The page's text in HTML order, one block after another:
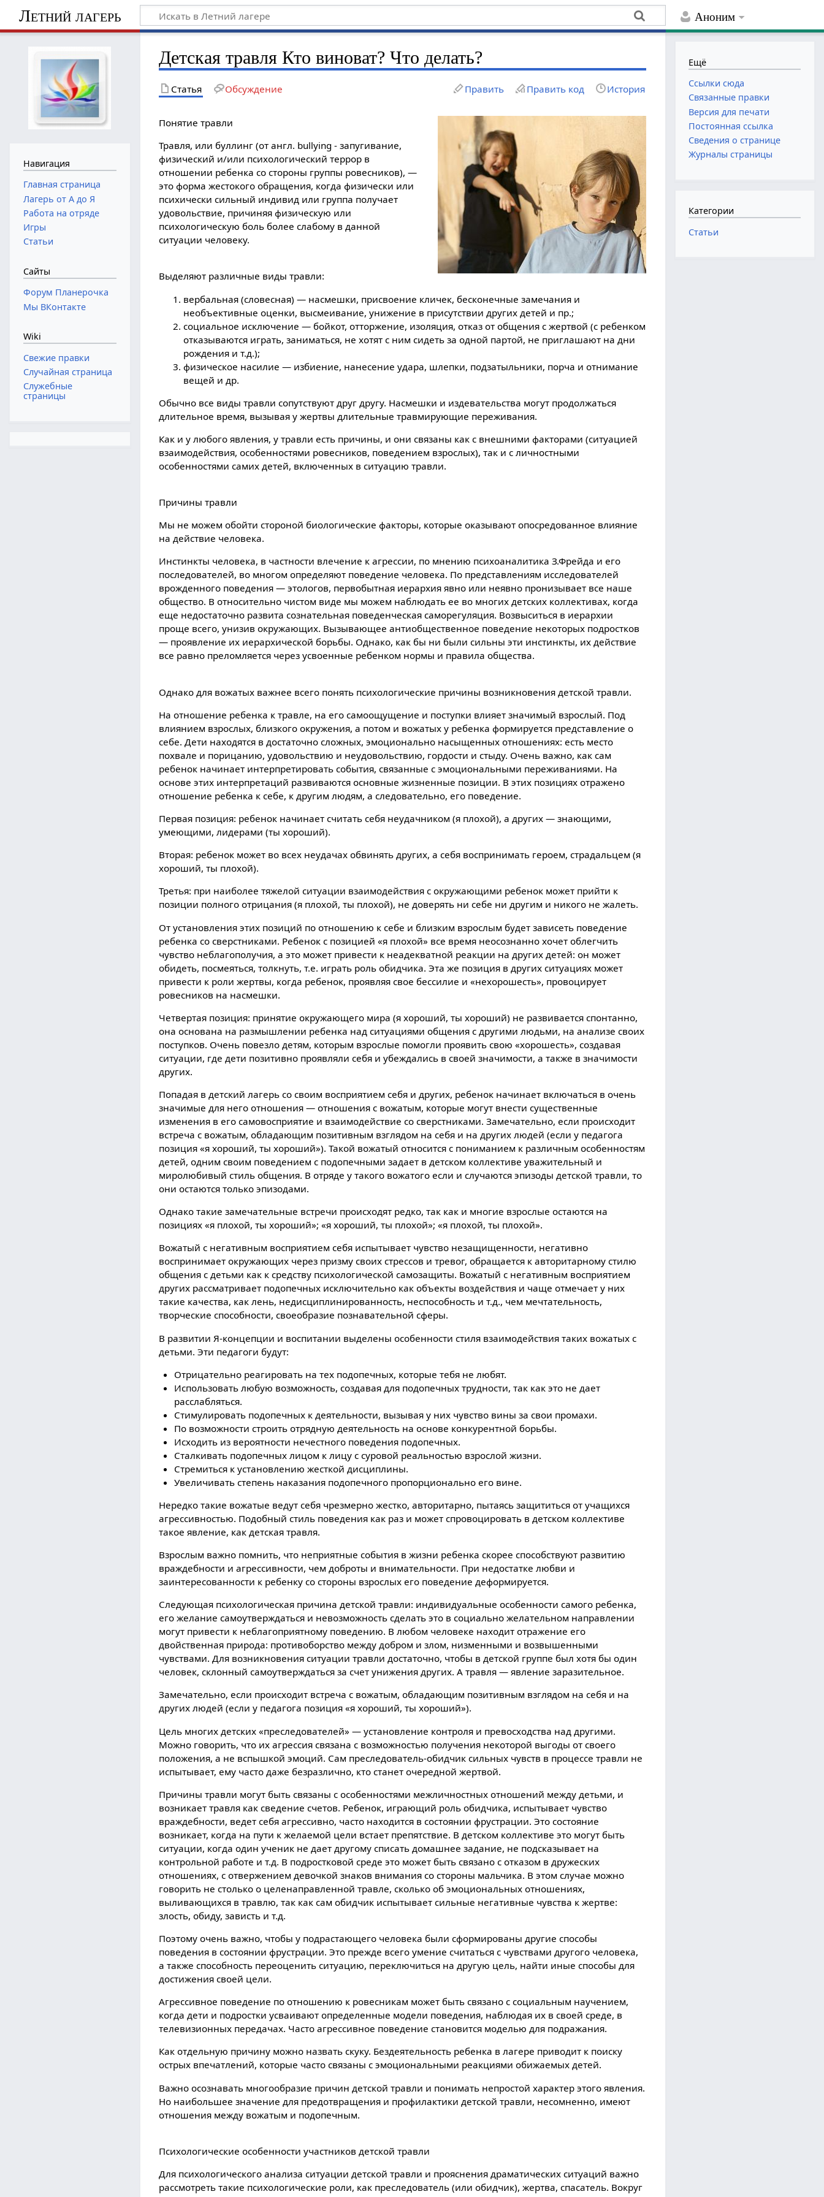
Аноним
Летний лагерь
Детская травля Кто виноват? Что делать?
Статья Обсуждение Править Править код История
Понятие травли
Травля, или буллинг (от англ. bullying - запугивание,
физический и/или психологический террор в
отношении ребенка со стороны группы ровесников), —
это форма жестокого обращения, когда физически или
психически сильный индивид или группа получает
удовольствие, причиняя физическую или
психологическую боль более слабому в данной
ситуации человеку.
Выделяют различные виды травли:
вербальная (словесная) — насмешки, присвоение кличек, бесконечные замечания и
необъективные оценки, высмеивание, унижение в присутствии других детей и пр.;
социальное исключение — бойкот, отторжение, изоляция, отказ от общения с жертвой (с ребенком
отказываются играть, заниматься, не хотят с ним сидеть за одной партой, не приглашают на дни
рождения и т.д.);
физическое насилие — избиение, нанесение удара, шлепки, подзатыльники, порча и отнимание
вещей и др.
Обычно все виды травли сопутствуют друг другу. Насмешки и издевательства могут продолжаться
длительное время, вызывая у жертвы длительные травмирующие переживания.
Как и у любого явления, у травли есть причины, и они связаны как с внешними факторами (ситуацией
взаимодействия, особенностями ровесников, поведением взрослых), так и с личностными
особенностями самих детей, включенных в ситуацию травли.
Причины травли
Мы не можем обойти стороной биологические факторы, которые оказывают опосредованное влияние
на действие человека.
Инстинкты человека, в частности влечение к агрессии, по мнению психоаналитика З.Фрейда и его
последователей, во многом определяют поведение человека. По представлениям исследователей
врожденного поведения — этологов, первобытная иерархия явно или неявно пронизывает все наше
общество. В относительно чистом виде мы можем наблюдать ее во многих детских коллективах, когда
еще недостаточно развита сознательная поведенческая саморегуляция. Возвыситься в иерархии
проще всего, унизив окружающих. Вызывающее антиобщественное поведение некоторых подростков
— проявление их иерархической борьбы. Однако, как бы ни были сильны эти инстинкты, их действие
все равно преломляется через усвоенные ребенком нормы и правила общества.
Однако для вожатых важнее всего понять психологические причины возникновения детской травли.
На отношение ребенка к травле, на его самоощущение и поступки влияет значимый взрослый. Под
влиянием взрослых, близкого окружения, а потом и вожатых у ребенка формируется представление о
себе. Дети находятся в достаточно сложных, эмоционально насыщенных отношениях: есть место
похвале и порицанию, удовольствию и неудовольствию, гордости и стыду. Очень важно, как сам
ребенок начинает интерпретировать события, связанные с эмоциональными переживаниями. На
основе этих интерпретаций развиваются основные жизненные позиции. В этих позициях отражено
отношение ребенка к себе, к другим людям, а следовательно, его поведение.
Первая позиция: ребенок начинает считать себя неудачником (я плохой), а других — знающими,
умеющими, лидерами (ты хороший).
Вторая: ребенок может во всех неудачах обвинять других, а себя воспринимать героем, страдальцем (я
хороший, ты плохой).
Третья: при наиболее тяжелой ситуации взаимодействия с окружающими ребенок может прийти к
позиции полного отрицания (я плохой, ты плохой), не доверять ни себе ни другим и никого не жалеть.
От установления этих позиций по отношению к себе и близким взрослым будет зависеть поведение
ребенка со сверстниками. Ребенок с позицией «я плохой» все время неосознанно хочет облегчить
чувство неблагополучия, а это может привести к неадекватной реакции на других детей: он может
обидеть, посмеяться, толкнуть, т.е. играть роль обидчика. Эта же позиция в других ситуациях может
привести к роли жертвы, когда ребенок, проявляя свое бессилие и «нехорошесть», провоцирует
ровесников на насмешки.
Четвертая позиция: принятие окружающего мира (я хороший, ты хороший) не развивается спонтанно,
она основана на размышлении ребенка над ситуациями общения с другими людьми, на анализе своих
поступков. Очень повезло детям, которым взрослые помогли проявить свою «хорошесть», создавая
ситуации, где дети позитивно проявляли себя и убеждались в своей значимости, а также в значимости
других.
Попадая в детский лагерь со своим восприятием себя и других, ребенок начинает включаться в очень
значимые для него отношения — отношения с вожатым, которые могут внести существенные
изменения в его самовосприятие и взаимодействие со сверстниками. Замечательно, если происходит
встреча с вожатым, обладающим позитивным взглядом на себя и на других людей (если у педагога
позиция «я хороший, ты хороший»). Такой вожатый относится с пониманием к различным особенностям
детей, одним своим поведением с подопечными задает в детском коллективе уважительный и
миролюбивый стиль общения. В отряде у такого вожатого если и случаются эпизоды детской травли, то
они остаются только эпизодами.
Однако такие замечательные встречи происходят редко, так как и многие взрослые остаются на
позициях «я плохой, ты хороший»; «я хороший, ты плохой»; «я плохой, ты плохой».
Вожатый с негативным восприятием себя испытывает чувство незащищенности, негативно
воспринимает окружающих через призму своих стрессов и тревог, обращается к авторитарному стилю
общения с детьми как к средству психологической самозащиты. Вожатый с негативным восприятием
других рассматривает подопечных исключительно как объекты воздействия и чаще отмечает у них
такие качества, как лень, недисциплинированность, неспособность и т.д., чем мечтательность,
творческие способности, своеобразие познавательной сферы.
В развитии Я-концепции и воспитании выделены особенности стиля взаимодействия таких вожатых с
детьми. Эти педагоги будут:
Отрицательно реагировать на тех подопечных, которые тебя не любят.
Использовать любую возможность, создавая для подопечных трудности, так как это не дает
расслабляться.
Стимулировать подопечных к деятельности, вызывая у них чувство вины за свои промахи.
По возможности строить отрядную деятельность на основе конкурентной борьбы.
Исходить из вероятности нечестного поведения подопечных.
Сталкивать подопечных лицом к лицу с суровой реальностью взрослой жизни.
Стремиться к установлению жесткой дисциплины.
Увеличивать степень наказания подопечного пропорционально его вине.
Нередко такие вожатые ведут себя чрезмерно жестко, авторитарно, пытаясь защититься от учащихся
агрессивностью. Подобный стиль поведения как раз и может спровоцировать в детском коллективе
такое явление, как детская травля.
Взрослым важно помнить, что неприятные события в жизни ребенка скорее способствуют развитию
враждебности и агрессивности, чем доброты и внимательности. При недостатке любви и
заинтересованности к ребенку со стороны взрослых его поведение деформируется.
Следующая психологическая причина детской травли: индивидуальные особенности самого ребенка,
его желание самоутверждаться и невозможность сделать это в социально желательном направлении
могут привести к неблагоприятному поведению. В любом человеке находит отражение его
двойственная природа: противоборство между добром и злом, низменными и возвышенными
чувствами. Для возникновения ситуации травли достаточно, чтобы в детской группе был хотя бы один
человек, склонный самоутверждаться за счет унижения других. А травля — явление заразительное.
Замечательно, если происходит встреча с вожатым, обладающим позитивным взглядом на себя и на
других людей (если у педагога позиция «я хороший, ты хороший»).
Цель многих детских «преследователей» — установление контроля и превосходства над другими.
Можно говорить, что их агрессия связана с возможностью получения некоторой выгоды от своего
положения, а не вспышкой эмоций. Сам преследователь-обидчик сильных чувств в процессе травли не
испытывает, ему часто даже безразлично, кто станет очередной жертвой.
Причины травли могут быть связаны с особенностями межличностных отношений между детьми, и
возникает травля как сведение счетов. Ребенок, играющий роль обидчика, испытывает чувство
враждебности, ведет себя агрессивно, часто находится в состоянии фрустрации. Это состояние
возникает, когда на пути к желаемой цели встает препятствие. В детском коллективе это могут быть
ситуации, когда один ученик не дает другому списать домашнее задание, не подсказывает на
контрольной работе и т.д. В подростковой среде это может быть связано с отказом в дружеских
отношениях, с отвержением девочкой знаков внимания со стороны мальчика. В этом случае можно
говорить не столько о целенаправленной травле, сколько об эмоциональных отношениях,
выливающихся в травлю, так как сам обидчик испытывает сильные негативные чувства к жертве:
злость, обиду, зависть и т.д.
Поэтому очень важно, чтобы у подрастающего человека были сформированы другие способы
поведения в состоянии фрустрации. Это прежде всего умение считаться с чувствами другого человека,
а также способность переоценить ситуацию, переключиться на другую цель, найти иные способы для
достижения своей цели.
Агрессивное поведение по отношению к ровесникам может быть связано с социальным научением,
когда дети и подростки усваивают определенные модели поведения, наблюдая их в своей среде, в
телевизионных передачах. Часто агрессивное поведение становится моделью для подражания.
Как отдельную причину можно назвать скуку. Бездеятельность ребенка в лагере приводит к поиску
острых впечатлений, которые часто связаны с эмоциональными реакциями обижаемых детей.
Важно осознавать многообразие причин детской травли и понимать непростой характер этого явления.
Но наибольшее значение для предотвращения и профилактики детской травли, несомненно, имеют
отношения между вожатым и подопечным.
Психологические особенности участников детской травли
Для психологического анализа ситуации детской травли и прояснения драматических ситуаций важно
рассмотреть такие психологические роли, как преследователь (или обидчик), жертва, спасатель. Вокруг
Навигация
Главная страница
Лагерь от А до Я
Работа на отряде
Игры
Статьи
Сайты
Форум Планерочка
Мы ВКонтакте
Wiki
Свежие правки
Случайная страница
Служебные
страницы
Ещё
Ссылки сюда
Связанные правки
Версия для печати
Постоянная ссылка
Сведения о странице
Журналы страницы
Категории
Статьи